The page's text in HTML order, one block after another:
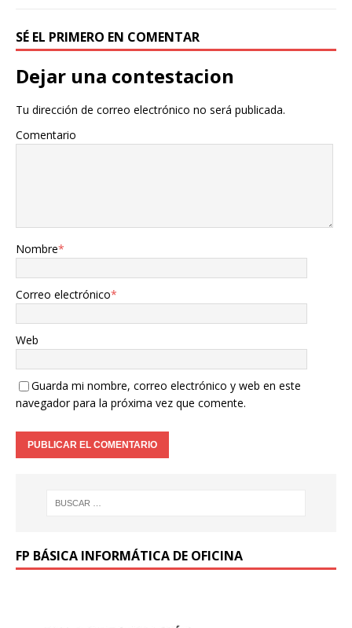
SÉ EL PRIMERO EN COMENTAR
Dejar una contestacion
Tu dirección de correo electrónico no será publicada.
Comentario
Nombre*
Correo electrónico*
Web
Guarda mi nombre, correo electrónico y web en este
navegador para la próxima vez que comente.
FP BÁSICA INFORMÁTICA DE OFICINA